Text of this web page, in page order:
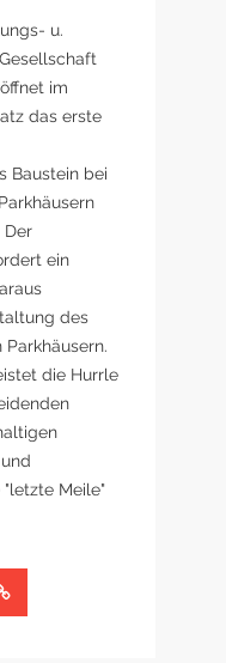
u.
im
das erste
Baustein bei
Der
ein
des
die Hurrle
Meile"